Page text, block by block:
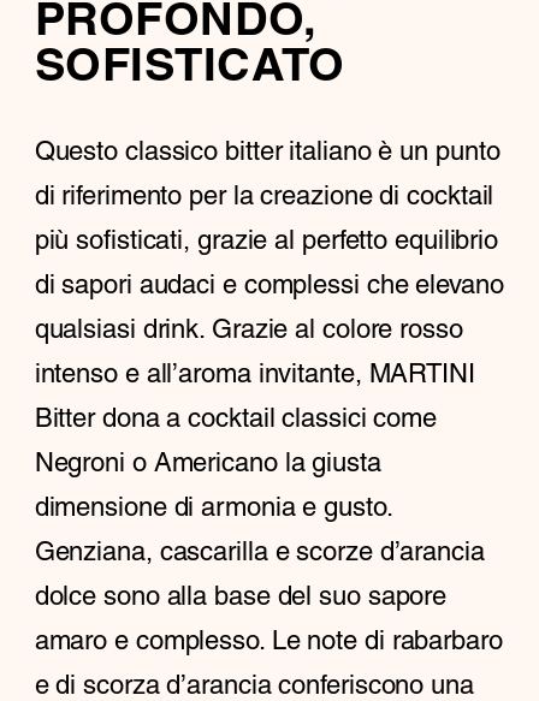
PROFONDO,
SOFISTICATO
Questo classico bitter italiano è un punto
di riferimento per la creazione di cocktail
più sofisticati, grazie al perfetto equilibrio
di sapori audaci e complessi che elevano
qualsiasi drink. Grazie al colore rosso
intenso e all’aroma invitante, MARTINI
Bitter dona a cocktail classici come
Negroni o Americano la giusta
dimensione di armonia e gusto.
Genziana, cascarilla e scorze d’arancia
dolce sono alla base del suo sapore
amaro e complesso. Le note di rabarbaro
e di scorza d’arancia conferiscono una